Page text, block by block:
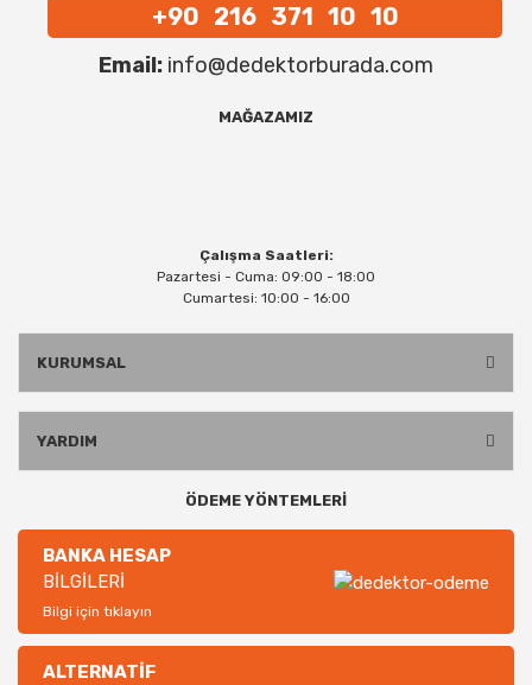
+90 216 371 10 10
Email: info@dedektorburada.com
MAĞAZAMIZ
Çalışma Saatleri:
Pazartesi - Cuma: 09:00 - 18:00
Cumartesi: 10:00 - 16:00
KURUMSAL
YARDIM
ÖDEME YÖNTEMLERİ
BANKA HESAP
BİLGİLERİ
Bilgi için tıklayın
ALTERNATİF